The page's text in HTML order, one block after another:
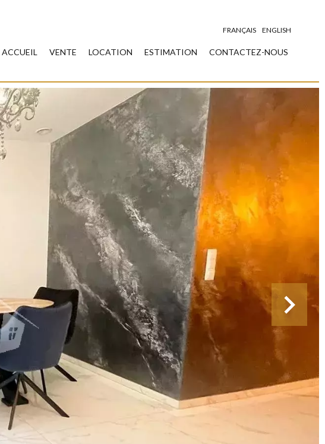
FRANÇAIS ENGLISH
ACCUEIL VENTE LOCATION ESTIMATION CONTACTEZ-NOUS